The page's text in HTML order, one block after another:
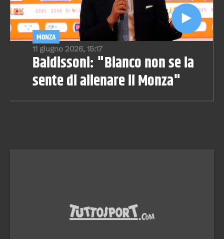
11 giugno 2026, 15:17
MONZA
Baldissoni: "Bianco non se la
sente di allenare il Monza"